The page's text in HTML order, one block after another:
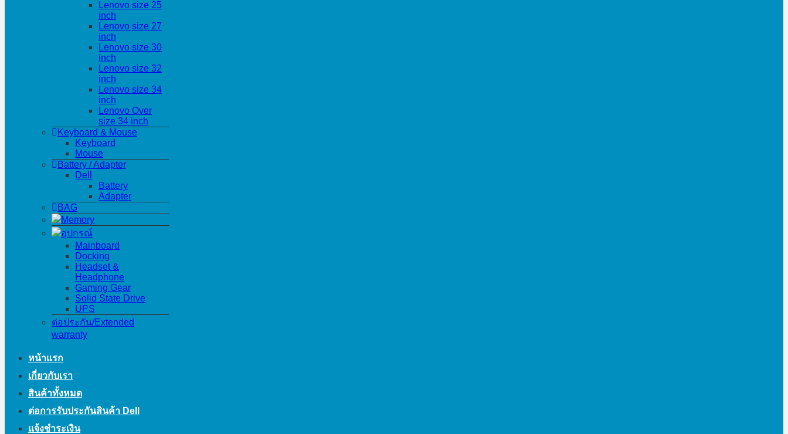
Lenovo size 25
inch
Lenovo size 27
inch
Lenovo size 30
inch
Lenovo size 32
inch
Lenovo size 34
inch
Lenovo Over
size 34 inch
Keyboard & Mouse
Keyboard
Mouse
Battery / Adapter
Dell
Battery
Adapter
BAG
Memory
อุปกรณ์
Mainboard
Docking
Headset &
Headphone
Gaming Gear
Solid State Drive
UPS
ต่อประกัน/Extended
warranty
หน้าแรก
เกี่ยวกับเรา
สินค้าทั้งหมด
ต่อการรับประกันสินค้า Dell
แจ้งชำระเงิน